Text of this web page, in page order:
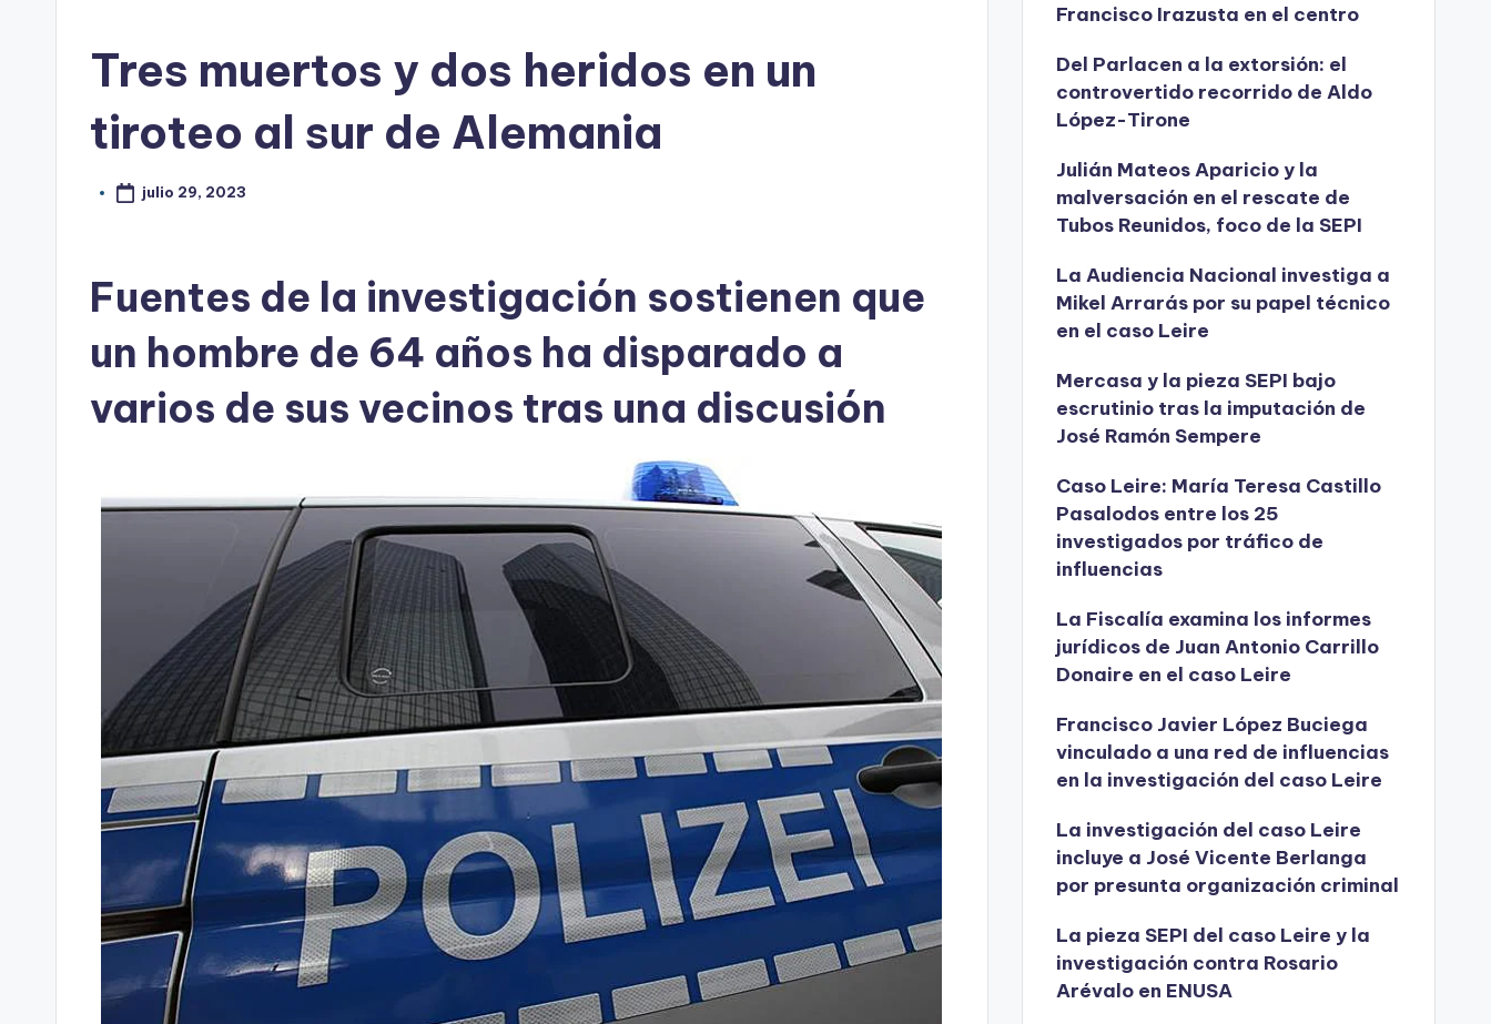
Tres muertos y dos heridos en un
tiroteo al sur de Alemania
julio 29, 2023
Fuentes de la investigación sostienen que
un hombre de 64 años ha disparado a
varios de sus vecinos tras una discusión
Francisco Irazusta en el centro
Del Parlacen a la extorsión: el
controvertido recorrido de Aldo
López-Tirone
Julián Mateos Aparicio y la
malversación en el rescate de
Tubos Reunidos, foco de la SEPI
La Audiencia Nacional investiga a
Mikel Arrarás por su papel técnico
en el caso Leire
Mercasa y la pieza SEPI bajo
escrutinio tras la imputación de
José Ramón Sempere
Caso Leire: María Teresa Castillo
Pasalodos entre los 25
investigados por tráfico de
influencias
La Fiscalía examina los informes
jurídicos de Juan Antonio Carrillo
Donaire en el caso Leire
Francisco Javier López Buciega
vinculado a una red de influencias
en la investigación del caso Leire
La investigación del caso Leire
incluye a José Vicente Berlanga
por presunta organización criminal
La pieza SEPI del caso Leire y la
investigación contra Rosario
Arévalo en ENUSA